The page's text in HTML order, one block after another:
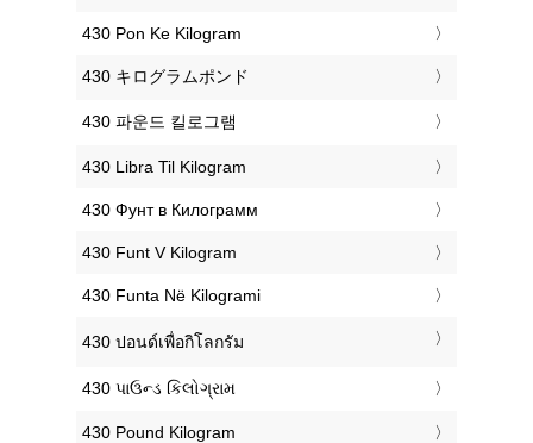
‎430 Pon Ke Kilogram
‎430 キログラムポンド
‎430 파운드 킬로그램
‎430 Libra Til Kilogram
‎430 Фунт в Килограмм
‎430 Funt V Kilogram
‎430 Funta Në Kilogrami
‎430 ปอนด์เพื่อกิโลกรัม
‎430 પાઉન્ડ કિલોગ્રામ
‎430 Pound Kilogram